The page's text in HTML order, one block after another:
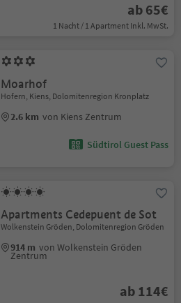
ab 65€
1 Nacht / 1 Apartment Inkl. MwSt.
Moarhof
Hofern, Kiens, Dolomitenregion Kronplatz
2.6 km von Kiens Zentrum
Südtirol Guest Pass
Apartments Cedepuent de Sot
Wolkenstein Gröden, Dolomitenregion Gröden
914 m von Wolkenstein Gröden
Zentrum
ab 114€